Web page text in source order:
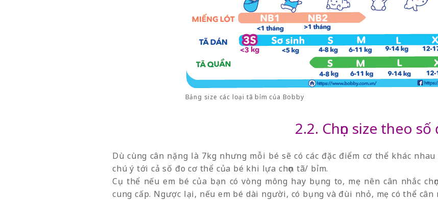
Bảng size các loại tã bỉm của Bobby
2.2. Chọn size theo số
Dù cùng cân nặng là 7kg nhưng mỗi bé sẽ có các đặc điểm cơ thể khác
chú ý tới cả số đo cơ thể của bé khi lựa chọn tã/ bỉm.
Cụ thể nếu em bé của bạn có vòng mông hay bụng to, mẹ nên cân nhắc
cung cấp. Ngược lại, nếu em bé dài người, có bụng và đùi nhỏ, mẹ có thể cân